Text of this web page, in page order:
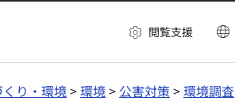
閲覧支援
り・環境>環境> 公害対策>環境調査